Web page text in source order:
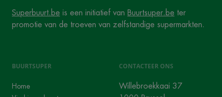
Superbuurt.be is een initiatief van Buurtsuper.be ter
promotie van de troeven van zelfstandige supermarkten.
BUURTSUPER
Home
CONTACTEER ONS
Willebroekkaai 37